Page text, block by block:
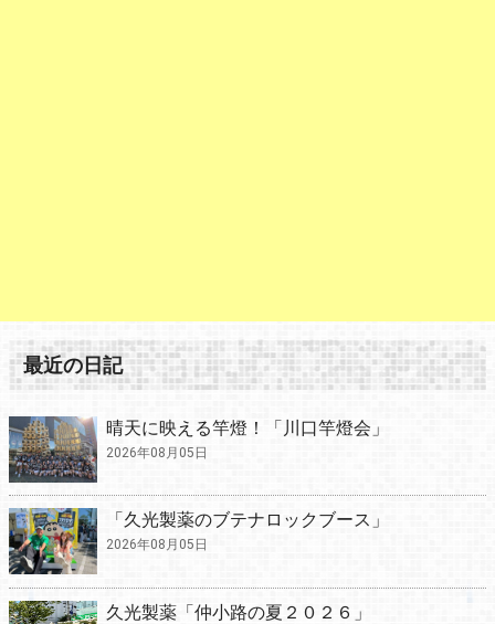
最近の日記
晴天に映える竿燈！「川口竿燈会」
2026年08月05日
「久光製薬のブテナロックブース」
2026年08月05日
久光製薬「仲小路の夏２０２６」